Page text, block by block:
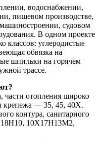
водоснабжении,
пищевом производстве,
судовом
В одном проекте
классов: углеродистые
обвязка на
шпильки на горячем
трассе.
части отопления широко
крепежа — 35, 45, 40Х.
контура, санитарного
10Х17Н13М2,